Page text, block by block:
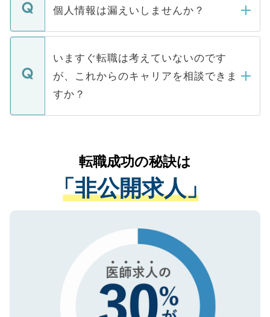
■応募殺到を避けるため 人気のある医療機
関を公にしてしまうと、応募が殺到する場
に、医療機関が求める条件に合った人材の
みを人材紹介会社に依頼するケースが増え
ています。
ん。また、仮に応募先から内定をいただい
定を承諾する必要はありません。内定先へ
の辞退の連絡はキャリアパートナーが行い
ますので、ご安心ください。
個人情報は漏えいしませんか？
個人情報が漏えいすることはありませんの
で、ご安心ください。当サイトからの登録
などで収集したご登録者様の個人情報は、
ご本人のキャリアアップおよび転職活動の
支援を目的に使用いたします。お預かりし
ているすべての個人データはご本人の許可
は、個人情報の取り扱いについての厳密な
管理基準を満たした事業者のみに付与され
る、プライバシーマークを取得済みです。
ご登録いただいた個人情報は、SSL（デー
で、機密保持に関してもご安心ください。
いますぐ転職は考えていないのです
が、これからのキャリアを相談できま
すか？
かがいして、現在の医療機関の状況や紹介
経験をまじえながら、適切なアドバイスを
させていただきます。すぐにご転職をされ
ない方には、長期的なサポートが可能です
ので、まずはご登録ください。
転職成功の秘訣は
「非公開求人」